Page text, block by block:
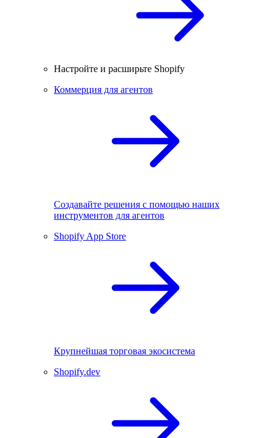
Настройте и расширьте Shopify
Коммерция для агентов
Создавайте решения с помощью наших
инструментов для агентов
Shopify App Store
Крупнейшая торговая экосистема
Shopify.dev